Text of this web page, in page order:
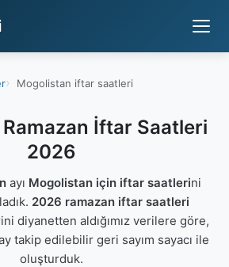
Mogolistan iftar saatleri
İftar Saatleri
2026
ayı Mogolistan için iftar saatlerini
2026 ramazan iftar saatleri
diyanetten aldığımız verilere göre,
takip edilebilir geri sayım sayacı ile
oluşturduk.